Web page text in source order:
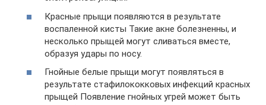
Красные прыщи появляются в результате
воспаленной кисты Такие акне болезненны, и
несколько прыщей могут сливаться вместе,
образуя удары по носу.
Гнойные белые прыщи могут появляться в
результате стафилококковых инфекций красных
прыщей Появление гнойных угрей может быть